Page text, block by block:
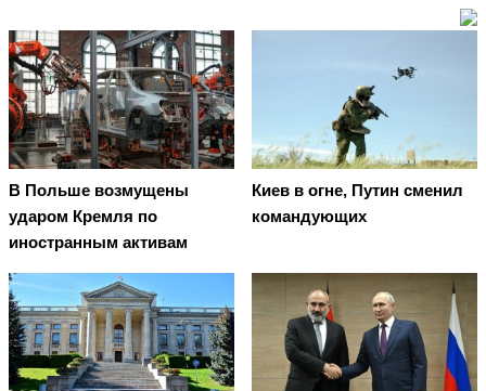
В Польше возмущены
ударом Кремля по
иностранным активам
Киев в огне, Путин сменил
командующих